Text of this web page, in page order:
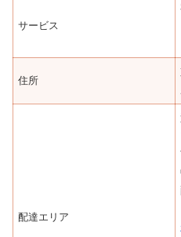
サービス
住所
配達エリア